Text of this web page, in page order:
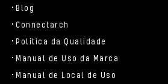
Blog
Connectarch
Política da Qualidade
Manual de Uso da Marca
Manual de Local de Uso